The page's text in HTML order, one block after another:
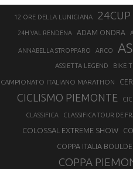
12 ORE DELLA LUNIGIANA 24CUP
24H VAL RENDENA ADAM ONDRA
ANNABELLA STROPPARO ARCO
ASSIETTA LEGEND BIKE
CAMPIONATO ITALIANO MARATHON
CICLISMO PIEMONTE
CLASSIFICA CLASSIFICA TOUR DE
COLOSSAL EXTREME SHOW
COPPA ITALIA
COPPA